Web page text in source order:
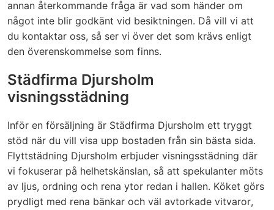
annan återkommande fråga är vad som händer om
något inte blir godkänt vid besiktningen. Då vill vi att
du kontaktar oss, så ser vi över det som krävs enligt
den överenskommelse som finns.
Städfirma Djursholm
visningsstädning
Inför en försäljning är Städfirma Djursholm ett tryggt
stöd när du vill visa upp bostaden från sin bästa sida.
Flyttstädning Djursholm erbjuder visningsstädning där
vi fokuserar på helhetskänslan, så att spekulanter möts
av ljus, ordning och rena ytor redan i hallen. Köket görs
prydligt med rena bänkar och väl avtorkade vitvaror,